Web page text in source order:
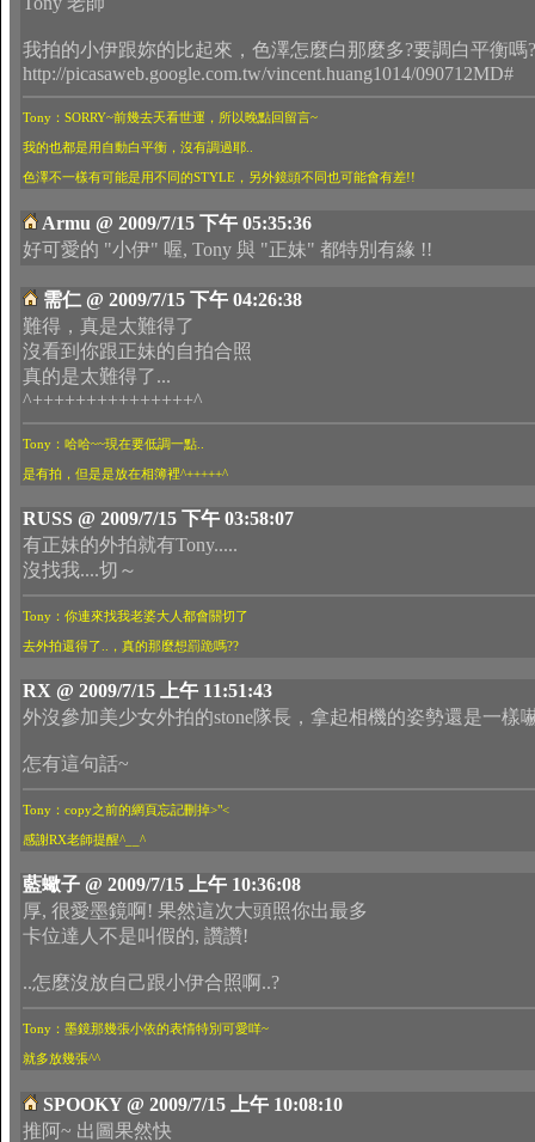
我拍的小伊跟妳的比起來，色澤怎麼白那麼多?要調白平衡嗎?
http://picasaweb.google.com.tw/vincent.huang1014/090712MD#
Tony：SORRY~前幾去天看世運，所以晚點回留言~
我的也都是用自動白平衡，沒有調過耶..
色澤不一樣有可能是用不同的STYLE，另外鏡頭不同也可能會有差!!
Armu @ 2009/7/15 下午 05:35:36
好可愛的 "小伊" 喔, Tony 與 "正妹" 都特別有緣 !!
需仁 @ 2009/7/15 下午 04:26:38
難得，真是太難得了
沒看到你跟正妹的自拍合照
真的是太難得了...
^+++++++++++++++^
Tony：哈哈~~現在要低調一點..
是有拍，但是是放在相簿裡^+++++^
RUSS @ 2009/7/15 下午 03:58:07
有正妹的外拍就有Tony.....
沒找我....切～
Tony：你連來找我老婆大人都會關切了
去外拍還得了..，真的那麼想罰跪嗎??
RX @ 2009/7/15 上午 11:51:43
外沒參加美少女外拍的stone隊長，拿起相機的姿勢還是一樣
怎有這句話~
Tony：copy之前的網頁忘記刪掉>"<
感謝RX老師提醒^__^
藍蠍子 @ 2009/7/15 上午 10:36:08
厚, 很愛墨鏡啊! 果然這次大頭照你出最多
卡位達人不是叫假的, 讚讚!
..怎麼沒放自己跟小伊合照啊..?
Tony：墨鏡那幾張小依的表情特別可愛咩~
就多放幾張^^
SPOOKY @ 2009/7/15 上午 10:08:10
推阿~ 出圖果然快